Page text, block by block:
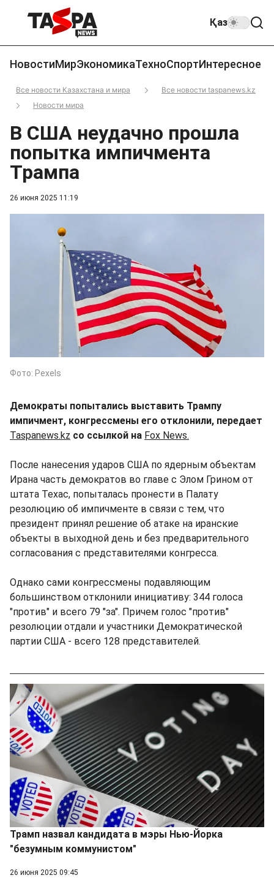
Қаз
НовостиМирЭкономикаТехноСпортИнтересное
Все новости Казахстана и мира
Все новости taspanews.kz
Новости мира
26 июня 2025 11:19
В США неудачно прошла
попытка импичмента
Трампа
Фото: Pexels
Демократы попытались выставить Трампу
импичмент, конгрессмены его отклонили, передает
Taspanews.kz со ссылкой на Fox News.
После нанесения ударов США по ядерным объектам
Ирана часть демократов во главе с Элом Грином от
штата Техас, попыталась пронести в Палату
резолюцию об импичменте в связи с тем, что
президент принял решение об атаке на иранские
объекты в выходной день и без предварительного
согласования с представителями конгресса.
Однако сами конгрессмены подавляющим
большинством отклонили инициативу: 344 голоса
"против" и всего 79 "за". Причем голос "против"
резолюции отдали и участники Демократической
партии США - всего 128 представителей.
Трамп назвал кандидата в мэры Нью-Йорка
"безумным коммунистом"
26 июня 2025 09:45